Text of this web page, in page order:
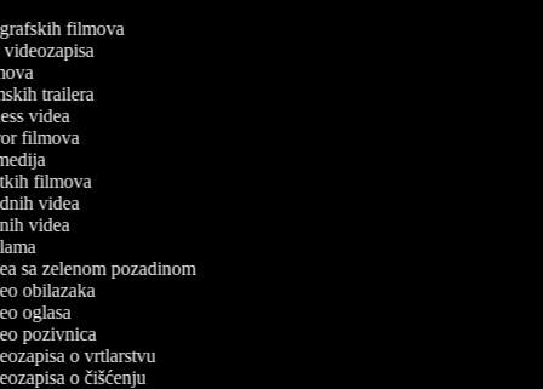
filmova
videozapisa
trailera
videa
filmova
filmova
videa
videa
sa zelenom pozadinom
obilazaka
oglasa
pozivnica
o vrtlarstvu
o čišćenju